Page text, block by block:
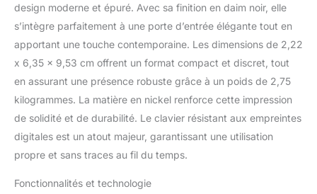
fonctionnera pas en
dehors des États-Unis
Verrouillez, déverrouillez,
partagez l'accès, et
voyez qui va et vient de
n'importe où en utilisant
l'application Yale Access
intelligent Wi-Fi Yale pour
un accès où que vous
déverrouille
design moderne et épuré. Avec sa finition en daim noir, elle
s’intègre parfaitement à une porte d’entrée élégante tout en
apportant une touche contemporaine. Les dimensions de 2,22
x 6,35 x 9,53 cm offrent un format compact et discret, tout
en assurant une présence robuste grâce à un poids de 2,75
kilogrammes. La matière en nickel renforce cette impression
de solidité et de durabilité. Le clavier résistant aux empreintes
digitales est un atout majeur, garantissant une utilisation
propre et sans traces au fil du temps.
Fonctionnalités et technologie